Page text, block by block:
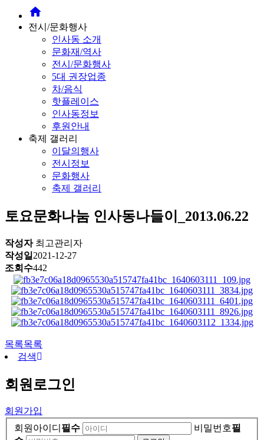
home
전시/문화행사
인사동 소개
문화재/역사
전시/문화행사
5대 권장업종
차/음식
핫플레이스
인사동정보
후원안내
축제 갤러리
이달의행사
전시정보
문화행사
축제 갤러리
토요문화나눔 인사동나들이_2013.06.22
작성자 최고관리자
작성일 2021-12-27
조회수442
목록목록
검색
회원 로그인
회원가입
회원아이디 필수 비밀번호필